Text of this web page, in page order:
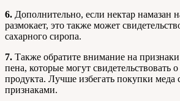
6. Дополнительно, если нектар намазан
размокает, это также может
сахарного сиропа.
7. Также обратите внимание на
пена, которые могут свидетельствовать
продукта. Лучше избегать покупки меда
признаками.